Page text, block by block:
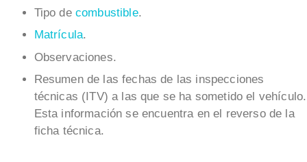
Tipo de combustible.
Matrícula.
Observaciones.
Resumen de las fechas de las inspecciones
técnicas (ITV) a las que se ha sometido el vehículo.
Esta información se encuentra en el reverso de la
ficha técnica.